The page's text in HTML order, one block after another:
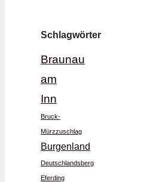
Schlagwörter
Braunau
am
Inn
Bruck-
Mürzzuschlag
Burgenland
Deutschlandsberg
Eferding